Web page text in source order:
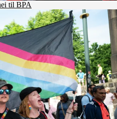
til BPA